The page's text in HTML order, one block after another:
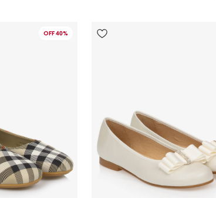
40% OFF